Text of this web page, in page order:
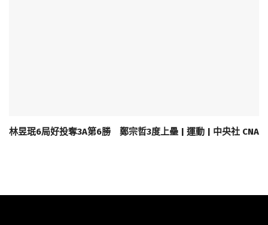
林昱珉6局好投奪3A第6勝 鄭宗哲3度上壘 | 運動 | 中央社 CNA